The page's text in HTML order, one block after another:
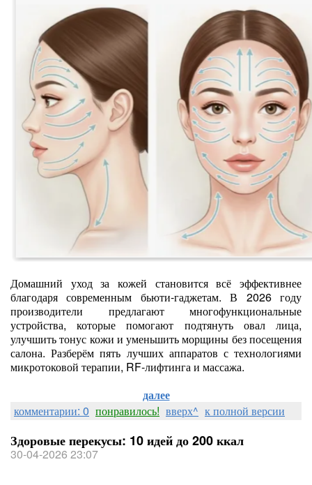
Домашний уход за кожей становится всё эффективнее
благодаря современным бьюти‑гаджетам. В 2026 году
производители предлагают многофункциональные
устройства, которые помогают подтянуть овал лица,
улучшить тонус кожи и уменьшить морщины без посещения
салона. Разберём пять лучших аппаратов с технологиями
микротоковой терапии, RF‑лифтинга и массажа.
далее
комментарии: 0 понравилось! вверх^ к полной версии
Здоровые перекусы: 10 идей до 200 ккал
30-04-2026 23:07